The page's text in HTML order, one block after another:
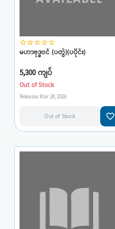
star_borderstar_borderstar_borderstar_borderstar_border
မဟာဗုဒ္ဓဝင် (ပတွဲ)(ပပိုင်း)
5,300 ကျပ်
Out of Stock
Releases Mar 28, 2026
Out of Stock favorite_border